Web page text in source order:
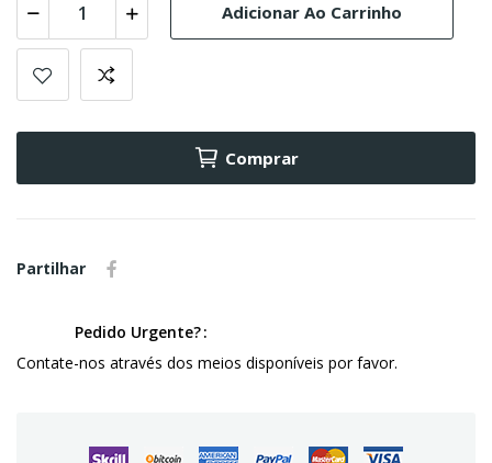
Adicionar Ao Carrinho
Comprar
Partilhar
Pedido Urgente?
Contate-nos através dos meios disponíveis por favor.